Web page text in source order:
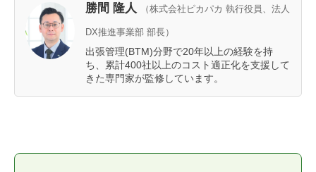
勝間 隆人 （株式会社ピカパカ 執行役員、法人
DX推進事業部 部長）
出張管理(BTM)分野で20年以上の経験を持
ち、累計400社以上のコスト適正化を支援して
きた専門家が監修しています。